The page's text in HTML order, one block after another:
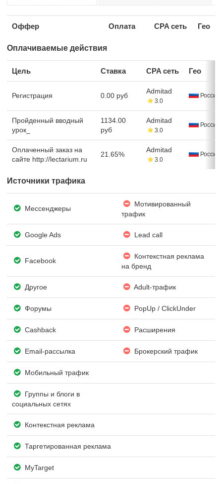
Оффер Оплата CPA сеть Гео
Оплачиваемые действия
Цель Ставка CPA сеть Гео
Регистрация 0.00 руб
Admitad
3.0
Россия
Пройденный вводный
урок_
1134.00
руб
Admitad
3.0
Россия
Оплаченный заказ на
сайте http://lectarium.ru
21.65%
Admitad
3.0
Россия
Источники трафика
Мессенджеры
Мотивированный
трафик
Google Ads Lead call
Facebook
Контекстная реклама
на бренд
Другое Adult-трафик
Форумы PopUp / ClickUnder
Cashback Расширения
Email-рассылка Брокерский трафик
Мобильный трафик
Группы и блоги в
социальных сетях
Контекстная реклама
Таргетированная реклама
MyTarget